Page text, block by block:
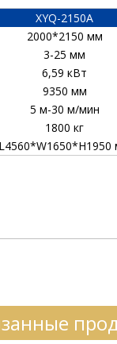
XYQ-2150A
2000*2150 мм
3-25 мм
6,59 кВт
9350 мм
5 м-30 м/мин
1800 кг
L4560*W1650*H1950